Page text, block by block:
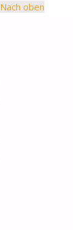
Nach oben